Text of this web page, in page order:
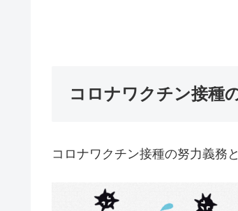
コロナワクチン接種
コロナワクチン接種の努力義務